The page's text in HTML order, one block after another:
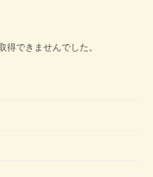
得できませんでした。